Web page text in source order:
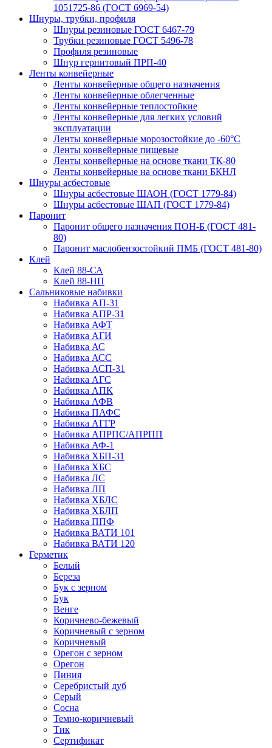
1051725-86 (ГОСТ 6969-54)
Шнуры, трубки, профиля
Шнуры резиновые ГОСТ 6467-79
Трубки резиновые ГОСТ 5496-78
Профиля резиновые
Шнур гернитовый ПРП-40
Ленты конвейерные
Ленты конвейерные общего назначения
Ленты конвейерные облегченные
Ленты конвейерные теплостойкие
Ленты конвейерные для легких условий
эксплуатации
Ленты конвейерные морозостойкие до -60°С
Ленты конвейерные пищевые
Ленты конвейерные на основе ткани ТК-80
Ленты конвейерные на основе ткани БКНЛ
Шнуры асбестовые
Шнуры асбестовые ШАОН (ГОСТ 1779-84)
Шнуры асбестовые ШАП (ГОСТ 1779-84)
Паронит
Паронит общего назначения ПОН-Б (ГОСТ 481-
80)
Паронит маслобензостойкий ПМБ (ГОСТ 481-80)
Клей
Клей 88-СА
Клей 88-НП
Сальниковые набивки
Набивка АП-31
Набивка АПР-31
Набивка АФТ
Набивка АГИ
Набивка АС
Набивка АСС
Набивка АСП-31
Набивка АГС
Набивка АПК
Набивка АФВ
Набивка ПАФС
Набивка АГГР
Набивка АПРПС/АПРПП
Набивка АФ-1
Набивка ХБП-31
Набивка ХБС
Набивка ЛС
Набивка ЛП
Набивка ХБЛС
Набивка ХБЛП
Набивка ППФ
Набивка ВАТИ 101
Набивка ВАТИ 120
Герметик
Белый
Береза
Бук с зерном
Бук
Венге
Коричнево-бежевый
Коричневый с зерном
Коричневый
Орегон с зерном
Орегон
Пиния
Серебристый дуб
Серый
Сосна
Темно-коричневый
Тик
Сертификат